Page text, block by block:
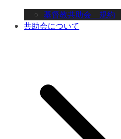
基督教共助会 規約
共助会について